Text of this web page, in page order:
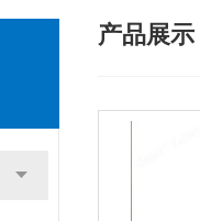
产品展示